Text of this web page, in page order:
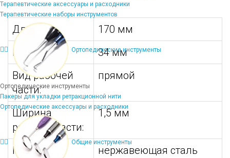
Терапевтические аксессуары и расходники
Терапевтические наборы инструментов
Ортопедические инструменты
Ортопедические инструменты
Пакеры для укладки ретракционной нити
Ортопедические аксессуары и расходники
Общие инструменты
Длина:
170 мм
Ширина:
34 мм
Вид рабочей
части:
прямой
Ширина
рабочей части:
1,5 мм
Материал:
нержавеющая сталь